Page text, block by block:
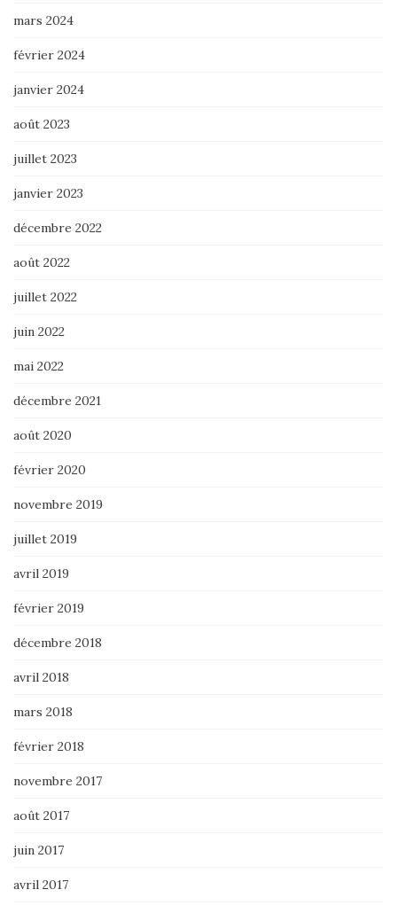
mars 2024
février 2024
janvier 2024
août 2023
juillet 2023
janvier 2023
décembre 2022
août 2022
juillet 2022
juin 2022
mai 2022
décembre 2021
août 2020
février 2020
novembre 2019
juillet 2019
avril 2019
février 2019
décembre 2018
avril 2018
mars 2018
février 2018
novembre 2017
août 2017
juin 2017
avril 2017